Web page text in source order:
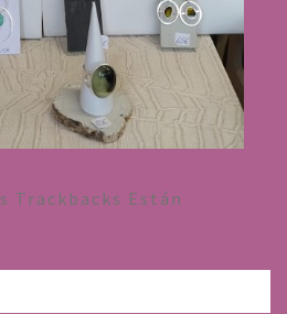
Trackbacks Están